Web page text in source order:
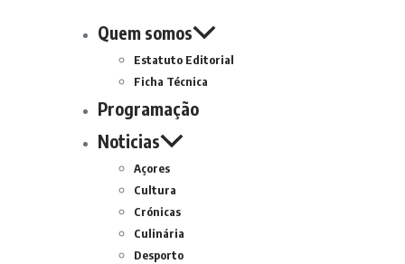
Quem somos
Estatuto Editorial
Ficha Técnica
Programação
Noticias
Açores
Cultura
Crónicas
Culinária
Desporto